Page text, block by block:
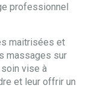
professionnel
maitrisées et
massages sur
vise à
et leur offrir un